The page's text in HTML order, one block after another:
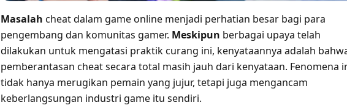
Masalah cheat dalam game online menjadi perhatian besar bagi para
pengembang dan komunitas gamer. Meskipun berbagai upaya telah
dilakukan untuk mengatasi praktik curang ini, kenyataannya adalah
pemberantasan cheat secara total masih jauh dari kenyataan. Fenomena
tidak hanya merugikan pemain yang jujur, tetapi juga mengancam
keberlangsungan industri game itu sendiri.